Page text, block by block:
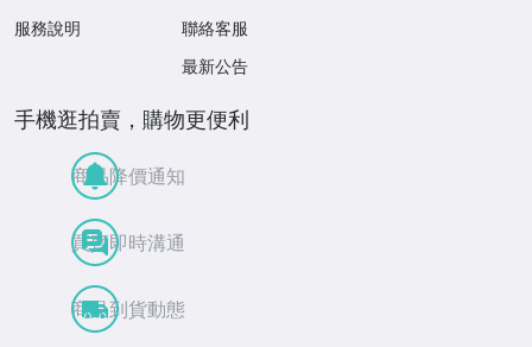
服務說明
聯絡客服
最新公告
手機逛拍賣，購物更便利
商品降價通知
買賣即時溝通
商品到貨動態